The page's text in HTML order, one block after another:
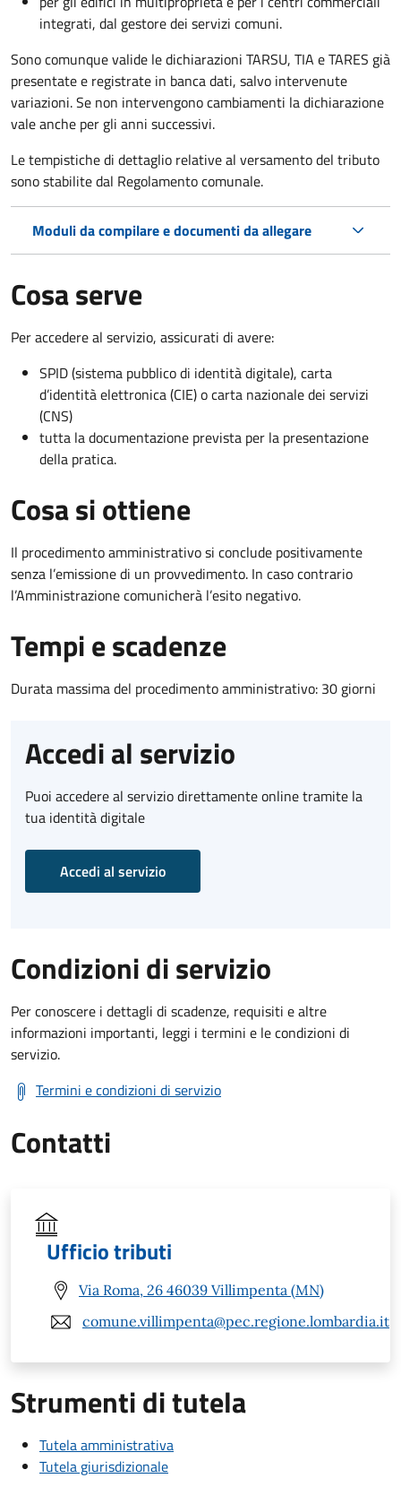
integrati, dal gestore dei servizi comuni.
Sono comunque valide le dichiarazioni TARSU, TIA e TARES già
presentate e registrate in banca dati, salvo intervenute
variazioni. Se non intervengono cambiamenti la dichiarazione
vale anche per gli anni successivi.
Le tempistiche di dettaglio relative al versamento del tributo
sono stabilite dal Regolamento comunale.
Moduli da compilare e documenti da allegare
Cosa serve
Per accedere al servizio, assicurati di avere:
SPID (sistema pubblico di identità digitale), carta
d’identità elettronica (CIE) o carta nazionale dei servizi
(CNS)
tutta la documentazione prevista per la presentazione
della pratica.
Cosa si ottiene
Il procedimento amministrativo si conclude positivamente
senza l’emissione di un provvedimento. In caso contrario
l’Amministrazione comunicherà l’esito negativo.
Tempi e scadenze
Durata massima del procedimento amministrativo: 30 giorni
Accedi al servizio
Puoi accedere al servizio direttamente online tramite la
tua identità digitale
Accedi al servizio
Condizioni di servizio
Per conoscere i dettagli di scadenze, requisiti e altre
informazioni importanti, leggi i termini e le condizioni di
servizio.
Termini e condizioni di servizio
Contatti
Ufficio tributi
Via Roma, 26 46039 Villimpenta (MN)
comune.villimpenta@pec.regione.lombardia.it
Strumenti di tutela
Tutela amministrativa
Tutela giurisdizionale